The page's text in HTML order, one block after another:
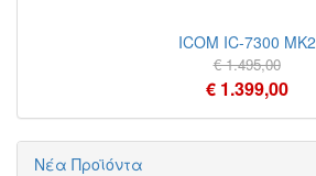
ICOM IC-7300 MK2
€ 1.495,00
€ 1.399,00
Νέα Προϊόντα